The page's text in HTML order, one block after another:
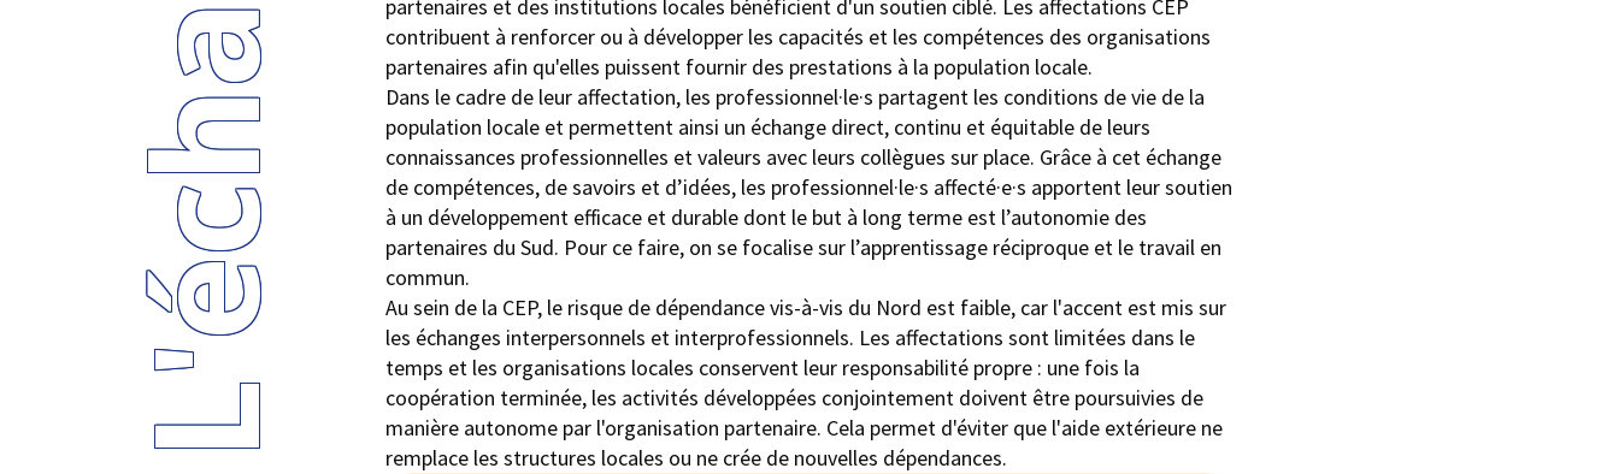
partenaires et des institutions locales bénéficient d'un soutien ciblé. Les affectations CEP
contribuent à renforcer ou à développer les capacités et les compétences des organisations
partenaires afin qu'elles puissent fournir des prestations à la population locale.
Dans le cadre de leur affectation, les professionnel·le·s partagent les conditions de vie de la
population locale et permettent ainsi un échange direct, continu et équitable de leurs
connaissances professionnelles et valeurs avec leurs collègues sur place. Grâce à cet échange
de compétences, de savoirs et d’idées, les professionnel·le·s affecté·e·s apportent leur soutien
à un développement efficace et durable dont le but à long terme est l’autonomie des
partenaires du Sud. Pour ce faire, on se focalise sur l’apprentissage réciproque et le travail en
commun.
Au sein de la CEP, le risque de dépendance vis-à-vis du Nord est faible, car l'accent est mis sur
les échanges interpersonnels et interprofessionnels. Les affectations sont limitées dans le
temps et les organisations locales conservent leur responsabilité propre : une fois la
coopération terminée, les activités développées conjointement doivent être poursuivies de
manière autonome par l'organisation partenaire. Cela permet d'éviter que l'aide extérieure ne
remplace les structures locales ou ne crée de nouvelles dépendances.